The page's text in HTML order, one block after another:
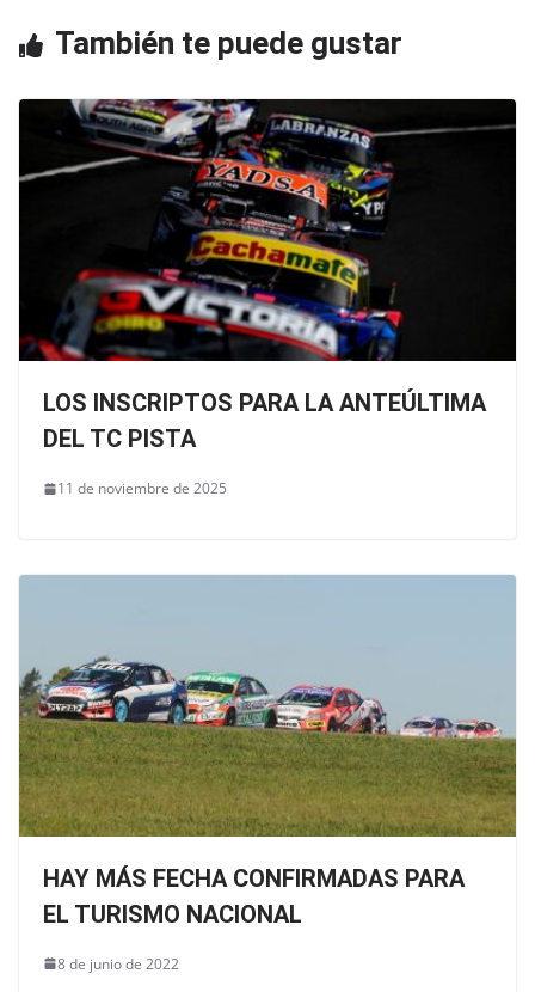
o p
También te puede gustar
LOS INSCRIPTOS PARA LA ANTEÚLTIMA
DEL TC PISTA
11 de noviembre de 2025
HAY MÁS FECHA CONFIRMADAS PARA
EL TURISMO NACIONAL
8 de junio de 2022